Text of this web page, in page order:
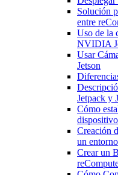
Solución
entre
Uso de la
NVIDIA
Usar
Jetson
Jetpack y
Cómo
Creación
un
Crear un